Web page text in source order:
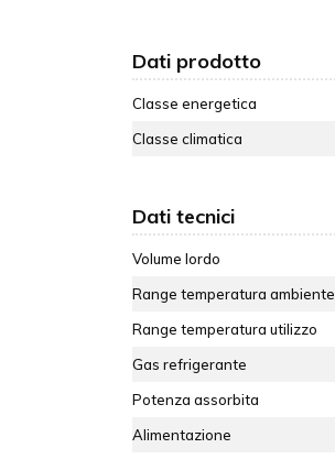
Dati prodotto
Classe energetica
Classe climatica
Dati tecnici
Volume lordo
Range temperatura ambiente
Range temperatura utilizzo
Gas refrigerante
Potenza assorbita
Alimentazione